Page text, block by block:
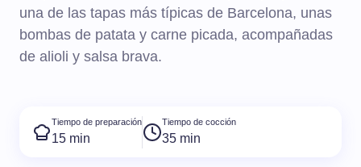
una de las tapas más típicas de Barcelona, unas
bombas de patata y carne picada, acompañadas
de alioli y salsa brava.
Tiempo de preparación
15 min
Tiempo de cocción
35 min